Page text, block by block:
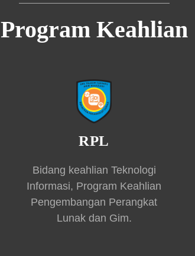
Program Keahlian
RPL
Bidang keahlian Teknologi
Informasi, Program Keahlian
Pengembangan Perangkat
Lunak dan Gim.